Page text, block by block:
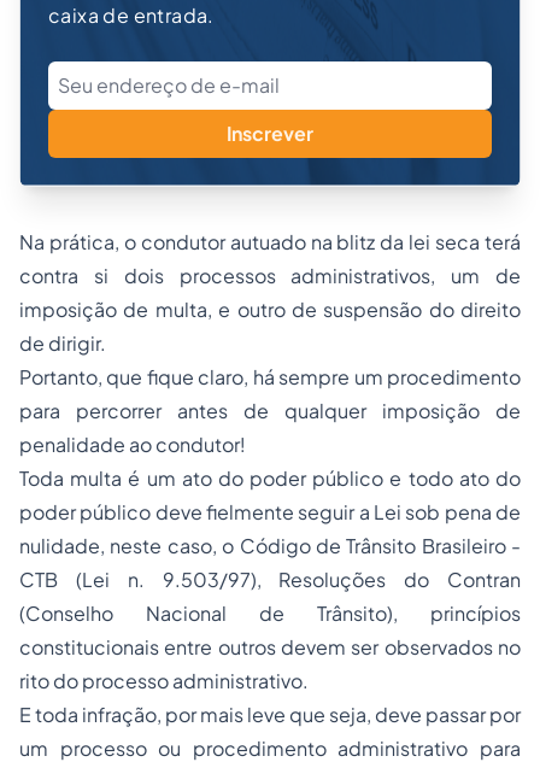
caixa de entrada.
Inscrever
Na prática, o condutor autuado na blitz da lei seca terá
contra si dois processos administrativos, um de
imposição de multa, e outro de suspensão do direito
de dirigir.
Portanto, que fique claro, há sempre um procedimento
para percorrer antes de qualquer imposição de
penalidade ao condutor!
Toda multa é um ato do poder público e todo ato do
poder público deve fielmente seguir a Lei sob pena de
nulidade, neste caso, o Código de Trânsito Brasileiro-
CTB (Lei n. 9.503/97), Resoluções do Contran
(Conselho Nacional de Trânsito), princípios
constitucionais entre outros devem ser observados no
rito do processo administrativo.
E toda infração, por mais leve que seja, deve passar por
um processo ou procedimento administrativo para